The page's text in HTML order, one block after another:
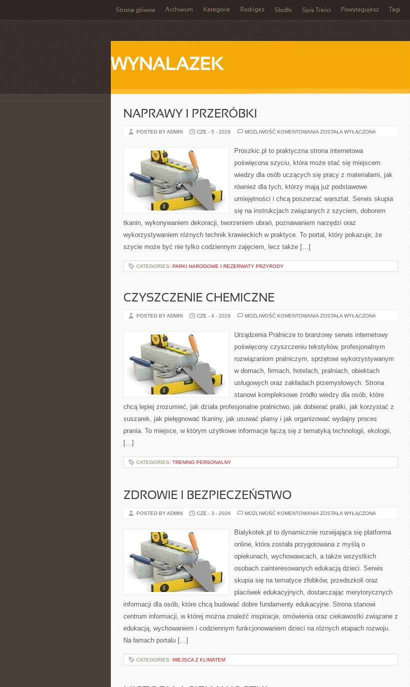
Strona główna Archiwum Kategorie Rodrigez Słodki Spis Treści Powytagujesz Tagi
WYNALAZEK
NAPRAWY I PRZERÓBKI
POSTED BY ADMIN CZE - 5 - 2026 MOŻLIWOŚĆ KOMENTOWANIA NAPRAWY
ZOSTAŁA WYŁĄCZONA
Proszkic.pl to praktyczna strona internetowa
poświęcona szyciu, która może stać się miejscem
wiedzy dla osób uczących się pracy z materiałami, jak
również dla tych, którzy mają już podstawowe
umiejętności i chcą poszerzać warsztat. Serwis skupia
się na instrukcjach związanych z szyciem, doborem
tkanin, wykonywaniem dekoracji, tworzeniem ubrań, poznawaniem narzędzi oraz
wykorzystywaniem różnych technik krawieckich w praktyce. To portal, który pokazuje, że
szycie może być nie tylko codziennym zajęciem, lecz także […]
CATEGORIES: PARKI NARODOWE I REZERWATY PRZYRODY
CZYSZCZENIE CHEMICZNE
POSTED BY ADMIN CZE - 4 - 2026 MOŻLIWOŚĆ KOMENTOWANIA CZYSZCZENIE
ZOSTAŁA WYŁĄCZONA
Urządzenia Pralnicze to branżowy serwis internetowy
poświęcony czyszczeniu tekstyliów, profesjonalnym
rozwiązaniom pralniczym, sprzętowi wykorzystywanym
w domach, firmach, hotelach, pralniach, obiektach
usługowych oraz zakładach przemysłowych. Strona
stanowi kompleksowe źródło wiedzy dla osób, które
chcą lepiej zrozumieć, jak działa profesjonalne pralnictwo, jak dobierać pralki, jak korzystać z
suszarek, jak pielęgnować tkaniny, jak usuwać plamy i jak organizować wydajny proces
prania. To miejsce, w którym użytkowe informacje łączą się z tematyką technologii, ekologii,
[…]
CATEGORIES: TRENING PERSONALNY
ZDROWIE I BEZPIECZEŃSTWO
POSTED BY ADMIN CZE - 3 - 2026 MOŻLIWOŚĆ KOMENTOWANIA ZDROWIE
ZOSTAŁA WYŁĄCZONA
Bialykotek.pl to dynamicznie rozwijająca się platforma
online, która została przygotowana z myślą o
opiekunach, wychowawcach, a także wszystkich
osobach zainteresowanych edukacją dzieci. Serwis
skupia się na tematyce żłobków, przedszkoli oraz
placówek edukacyjnych, dostarczając merytorycznych
informacji dla osób, które chcą budować dobre fundamenty edukacyjne. Strona stanowi
centrum informacji, w której można znaleźć inspiracje, omówienia oraz ciekawostki związane z
edukacją, wychowaniem i codziennym funkcjonowaniem dzieci na różnych etapach rozwoju.
Na łamach portalu […]
CATEGORIES: MIEJSCA Z KLIMATEM